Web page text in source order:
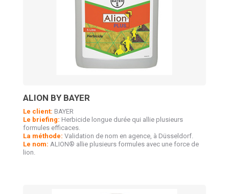
ALION BY BAYER
Le client: BAYER
Le briefing: Herbicide longue durée qui allie plusieurs
formules efficaces.
La méthode: Validation de nom en agence, à Düsseldorf.
Le nom: ALION® allie plusieurs formules avec une force de
lion.